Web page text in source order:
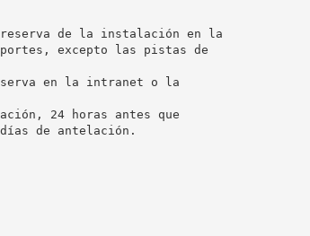
de la instalación en la
excepto las pistas de
en la intranet o la
24 horas antes que
de antelación.